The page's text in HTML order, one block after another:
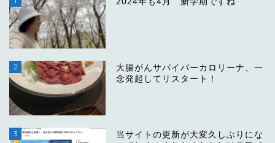
2
大腸がんサバイバーカロリーナ、一
念発起してリスタート！
3
当サイトの更新が大変久しぶりにな